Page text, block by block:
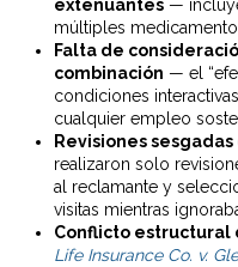
extenuantes —
múltiples
Falta de
combinación — el
condiciones
cualquier empleo
Revisiones
realizaron solo
al reclamante y
visitas mientras
Conflicto estructural
Life Insurance Co. v.